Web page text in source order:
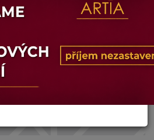
značeno na reverzu autorským
vydání v časopisu Turista